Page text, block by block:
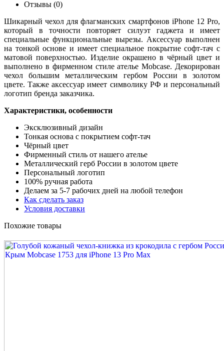
Отзывы (0)
Шикарный чехол для флагманских смартфонов iPhone 12 Pro,
который в точности повторяет силуэт гаджета и имеет
специальные функциональные вырезы. Аксессуар выполнен
на тонкой основе и имеет специальное покрытие софт-тач с
матовой поверхностью. Изделие окрашено в чёрный цвет и
выполнено в фирменном стиле ателье Mobcase. Декорирован
чехол большим металлическим гербом России в золотом
цвете. Также аксессуар имеет символику РФ и персональный
логотип бренда заказчика.
Характеристики, особенности
Эксклюзивный дизайн
Тонкая основа с покрытием софт-тач
Чёрный цвет
Фирменный стиль от нашего ателье
Металлический герб России в золотом цвете
Персональный логотип
100% ручная работа
Делаем за 5-7 рабочих дней на любой телефон
Как сделать заказ
Условия доставки
Похожие товары